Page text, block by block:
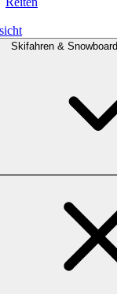
Skifahren &